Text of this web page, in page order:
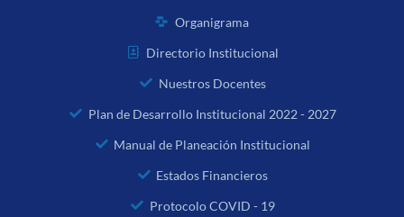
Organigrama
Directorio Institucional
Nuestros Docentes
Plan de Desarrollo Institucional 2022 - 2027
Manual de Planeación Institucional
Estados Financieros
Protocolo COVID - 19